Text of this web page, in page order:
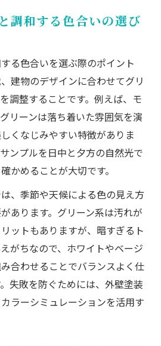
しゃれな緑の外観を演出する
リーン系で印象を変えるポイ
ォームで叶える住まいの高級
しない緑の色味選びのコツ
ムならではの魅力に迫る
じるグリーンリフォームの魅
がもたらす癒やしと開放感
リーン系が人気な理由とは
ォームで際立つ外壁塗装の特
グリーンの快適な住環境づ
調和する色合いの選び
る色合いを選ぶ際のポイント
建物のデザインに合わせてグリ
調整することです。例えば、モ
リーンは落ち着いた雰囲気を演
くなじみやすい特徴がありま
ンプルを日中と夕方の自然光で
かめることが大切です。
、季節や天候による色の見え方
あります。グリーン系は汚れが
ットもありますが、暗すぎるト
がちなので、ホワイトやベージ
合わせることでバランスよく仕
失敗を防ぐためには、外壁塗装
ラーシミュレーションを活用す